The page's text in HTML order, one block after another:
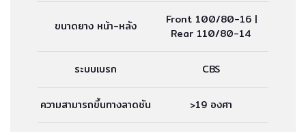
ขนาดยาง หน้า-หลัง
Front 100/80-16 |
Rear 110/80-14
ระบบเบรก CBS
ความสามารถขึ้นทางลาดชัน >19 องศา